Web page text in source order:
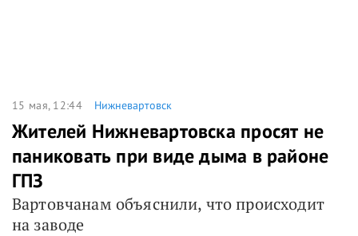
15 мая, 12:44 Нижневартовск
Жителей Нижневартовска просят не
паниковать при виде дыма в районе
ГПЗ
Вартовчанам объяснили, что происходит
на заводе